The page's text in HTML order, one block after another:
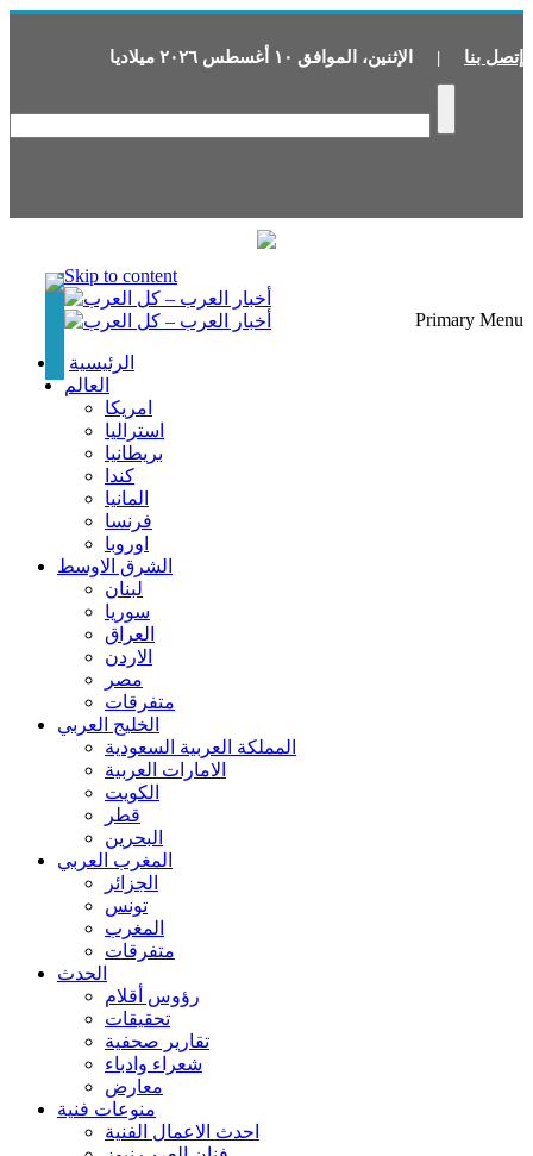
إتصل بنا | الإثنين، الموافق ١٠ أغسطس ٢٠٢٦ ميلاديا
Skip to content
Primary Menu
الرئيسية
العالم
امريكا
استراليا
بريطانيا
كندا
المانيا
فرنسا
اوروبا
الشرق الاوسط
لبنان
سوريا
العراق
الاردن
مصر
متفرقات
الخليج العربي
المملكة العربية السعودية
الامارات العربية
الكويت
قطر
البحرين
المغرب العربي
الجزائر
تونس
المغرب
متفرقات
الحدث
رؤوس أقلام
تحقيقات
تقارير صحفية
شعراء وادباء
معارض
منوعات فنية
احدث الاعمال الفنية